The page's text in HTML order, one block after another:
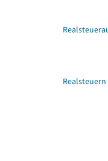
Realsteuern